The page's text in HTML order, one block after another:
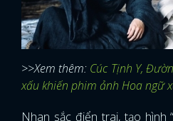
>>Xem thêm: Cúc Tịnh Y,
xấu khiến phim ảnh Hoa ngữ
Nhan sắc điển trai, tạo hình